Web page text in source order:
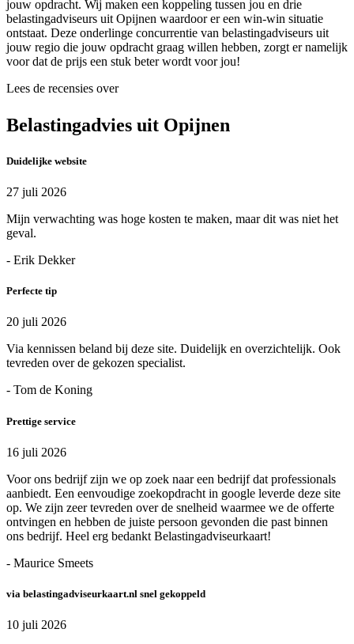
jouw opdracht. Wij maken een koppeling tussen jou en drie
belastingadviseurs uit Opijnen waardoor er een win-win situatie
ontstaat. Deze onderlinge concurrentie van belastingadviseurs uit
jouw regio die jouw opdracht graag willen hebben, zorgt er namelijk
voor dat de prijs een stuk beter wordt voor jou!
Lees de recensies over
Belastingadvies uit Opijnen
Duidelijke website
27 juli 2026
Mijn verwachting was hoge kosten te maken, maar dit was niet het
geval.
- Erik Dekker
Perfecte tip
20 juli 2026
Via kennissen beland bij deze site. Duidelijk en overzichtelijk. Ook
tevreden over de gekozen specialist.
- Tom de Koning
Prettige service
16 juli 2026
Voor ons bedrijf zijn we op zoek naar een bedrijf dat professionals
aanbiedt. Een eenvoudige zoekopdracht in google leverde deze site
op. We zijn zeer tevreden over de snelheid waarmee we de offerte
ontvingen en hebben de juiste persoon gevonden die past binnen
ons bedrijf. Heel erg bedankt Belastingadviseurkaart!
- Maurice Smeets
via belastingadviseurkaart.nl snel gekoppeld
10 juli 2026